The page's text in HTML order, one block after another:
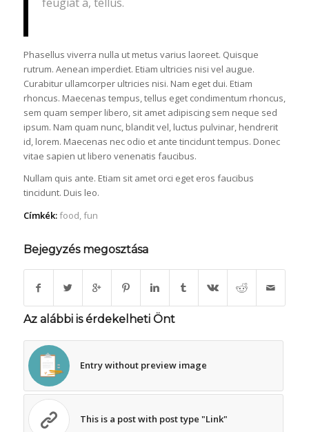
Phasellus viverra nulla ut metus varius laoreet. Quisque
rutrum. Aenean imperdiet. Etiam ultricies nisi vel augue.
Curabitur ullamcorper ultricies nisi. Nam eget dui. Etiam
rhoncus. Maecenas tempus, tellus eget condimentum rhoncus,
sem quam semper libero, sit amet adipiscing sem neque sed
ipsum. Nam quam nunc, blandit vel, luctus pulvinar, hendrerit
id, lorem. Maecenas nec odio et ante tincidunt tempus. Donec
vitae sapien ut libero venenatis faucibus.
Nullam quis ante. Etiam sit amet orci eget eros faucibus
tincidunt. Duis leo.
Címkék:food fun
Bejegyzés megosztása
Az alábbi is érdekelheti Önt
Entry without preview image
This is a post with post type "Link"